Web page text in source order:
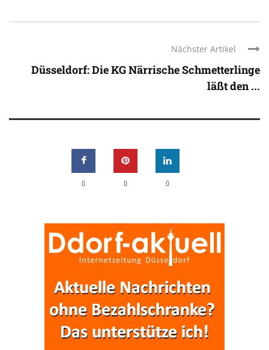
Nächster Artikel
Düsseldorf: Die KG Närrische Schmetterlinge
läßt den ...
0 0 0